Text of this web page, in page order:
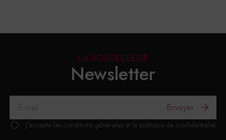
LA BOUTEILLERIE
Newsletter
Envoyer
J'accepte les conditions générales et la politique de confidentialité